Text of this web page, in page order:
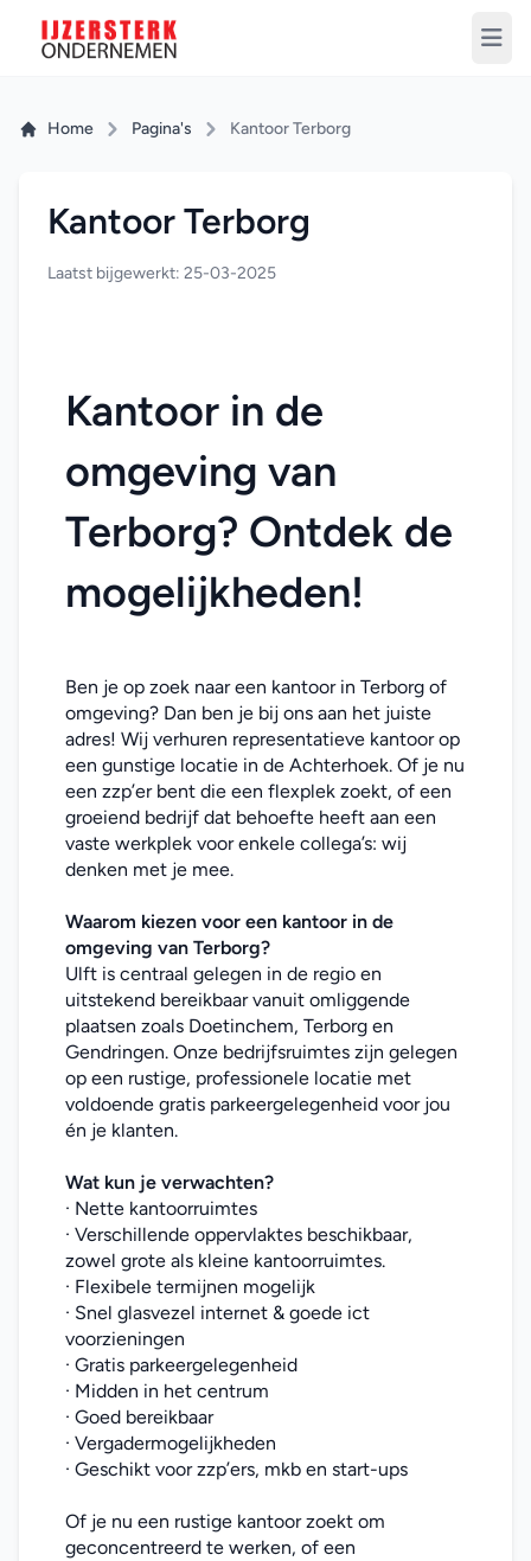
Home Pagina's Kantoor Terborg
Kantoor Terborg
Laatst bijgewerkt: 25-03-2025
Kantoor in de
omgeving van
Terborg? Ontdek de
mogelijkheden!
Ben je op zoek naar een kantoor in Terborg of
omgeving? Dan ben je bij ons aan het juiste
adres! Wij verhuren representatieve kantoor op
een gunstige locatie in de Achterhoek. Of je nu
een zzp’er bent die een flexplek zoekt, of een
groeiend bedrijf dat behoefte heeft aan een
vaste werkplek voor enkele collega’s: wij
denken met je mee.
Waarom kiezen voor een kantoor in de
omgeving van Terborg?
Ulft is centraal gelegen in de regio en
uitstekend bereikbaar vanuit omliggende
plaatsen zoals Doetinchem, Terborg en
Gendringen. Onze bedrijfsruimtes zijn gelegen
op een rustige, professionele locatie met
voldoende gratis parkeergelegenheid voor jou
én je klanten.
Wat kun je verwachten?
· Nette kantoorruimtes
· Verschillende oppervlaktes beschikbaar,
zowel grote als kleine kantoorruimtes.
· Flexibele termijnen mogelijk
· Snel glasvezel internet & goede ict
voorzieningen
· Gratis parkeergelegenheid
· Midden in het centrum
· Goed bereikbaar
· Vergadermogelijkheden
· Geschikt voor zzp’ers, mkb en start-ups
Of je nu een rustige kantoor zoekt om
geconcentreerd te werken, of een